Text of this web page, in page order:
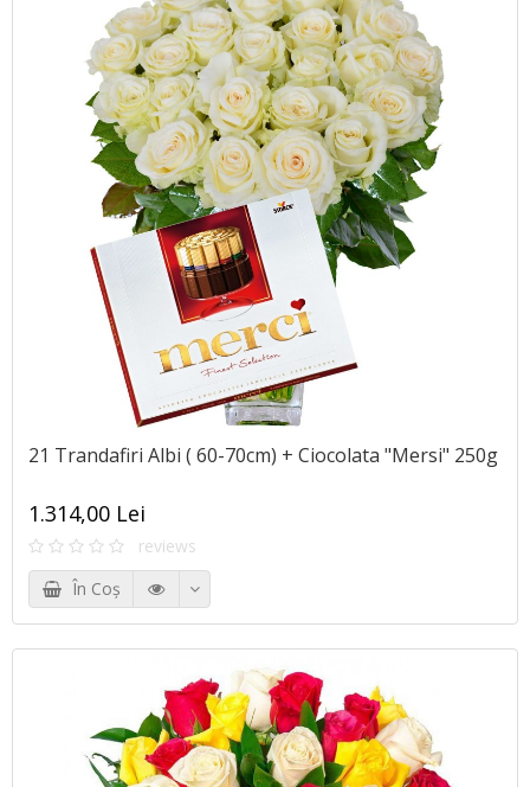
21 Trandafiri Albi ( 60-70cm) + Ciocolata "Mersi" 250g
1.314,00 Lei
reviews
În Coş